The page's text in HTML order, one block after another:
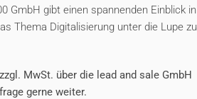
GmbH gibt einen spannenden Einblick in
Thema Digitalisierung unter die Lupe zu
MwSt. über die lead and sale GmbH
gerne weiter.